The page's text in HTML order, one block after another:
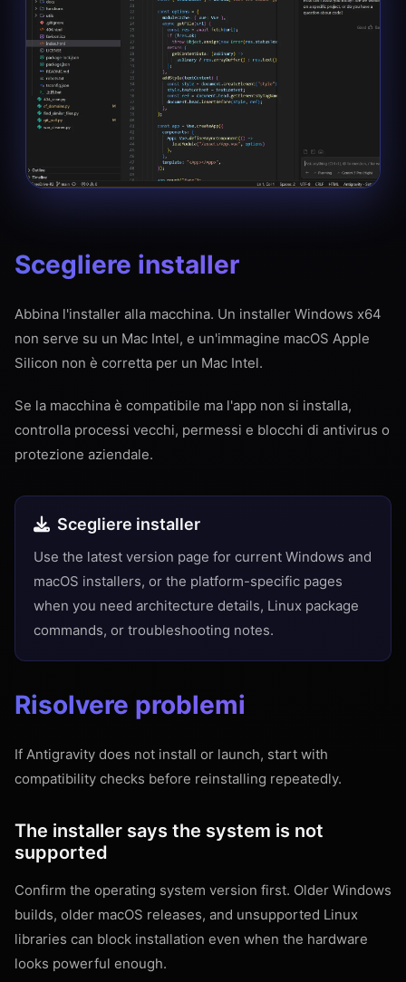
Scegliere installer
Abbina l'installer alla macchina. Un installer Windows x64
non serve su un Mac Intel, e un'immagine macOS Apple
Silicon non è corretta per un Mac Intel.
Se la macchina è compatibile ma l'app non si installa,
controlla processi vecchi, permessi e blocchi di antivirus o
protezione aziendale.
Scegliere installer
Use the latest version page for current Windows and
macOS installers, or the platform-specific pages
when you need architecture details, Linux package
commands, or troubleshooting notes.
Risolvere problemi
If Antigravity does not install or launch, start with
compatibility checks before reinstalling repeatedly.
The installer says the system is not
supported
Confirm the operating system version first. Older Windows
builds, older macOS releases, and unsupported Linux
libraries can block installation even when the hardware
looks powerful enough.